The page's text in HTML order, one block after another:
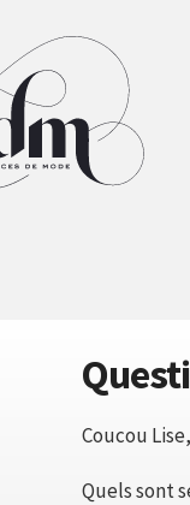
Coucou Lise,
Quels sont